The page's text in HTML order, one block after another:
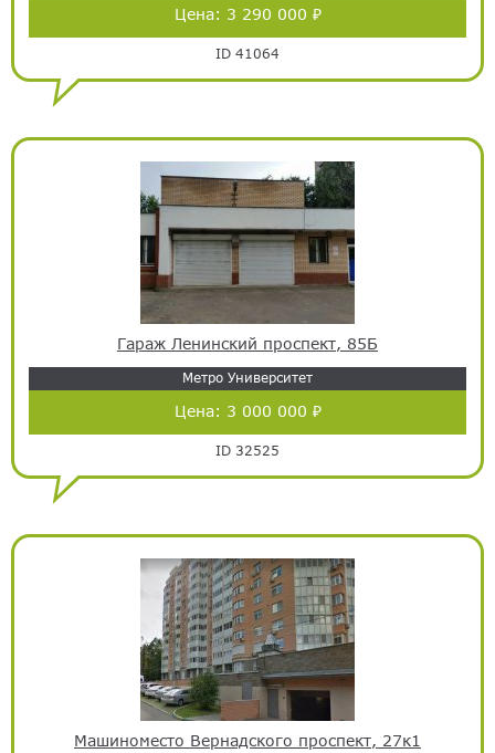
Цена: 3 290 000 ₽
ID 41064
Гараж Ленинский проспект, 85Б
Метро Университет
Цена: 3 000 000 ₽
ID 32525
Машиноместо Вернадского проспект, 27к1